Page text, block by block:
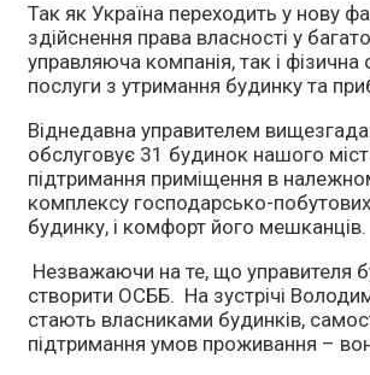
Так як Україна переходить у нову
здійснення права власності у
управляюча компанія, так і
послуги з утримання будинку та
Віднедавна управителем
обслуговує 31 будинок нашого
підтримання приміщення в
комплексу господарсько-
будинку, і комфорт його мешканців.
Незважаючи на те, що управителя
створити ОСББ. На зустрічі
стають власниками будинків,
підтримання умов проживання –